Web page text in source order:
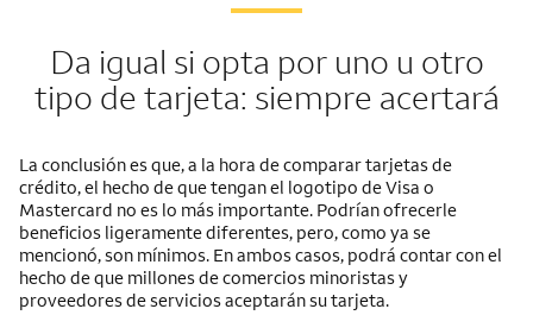
Da igual si opta por uno u otro
tipo de tarjeta: siempre acertará
La conclusión es que, a la hora de comparar tarjetas de
crédito, el hecho de que tengan el logotipo de Visa o
Mastercard no es lo más importante. Podrían ofrecerle
beneficios ligeramente diferentes, pero, como ya se
mencionó, son mínimos. En ambos casos, podrá contar con el
hecho de que millones de comercios minoristas y
proveedores de servicios aceptarán su tarjeta.